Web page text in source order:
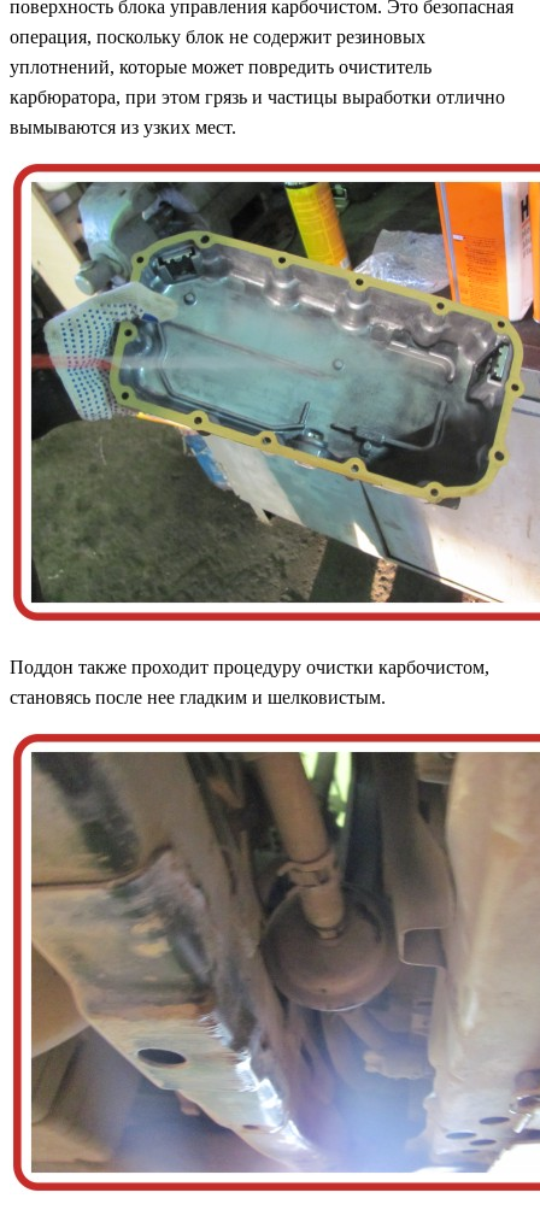
поверхность блока управления карбочистом. Это безопасная
операция, поскольку блок не содержит резиновых
уплотнений, которые может повредить очиститель
карбюратора, при этом грязь и частицы выработки отлично
вымываются из узких мест.
Поддон также проходит процедуру очистки карбочистом,
становясь после нее гладким и шелковистым.